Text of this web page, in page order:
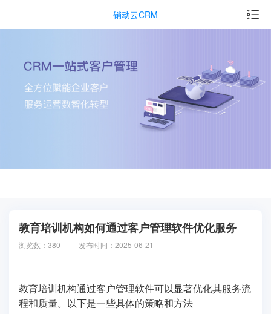
销动云CRM
教育培训机构如何通过客户管理软件优化服务
浏览数：380 发布时间：2025-06-21
教育培训机构通过客户管理软件可以显著优化其服务流
程和质量。以下是一些具体的策略和方法